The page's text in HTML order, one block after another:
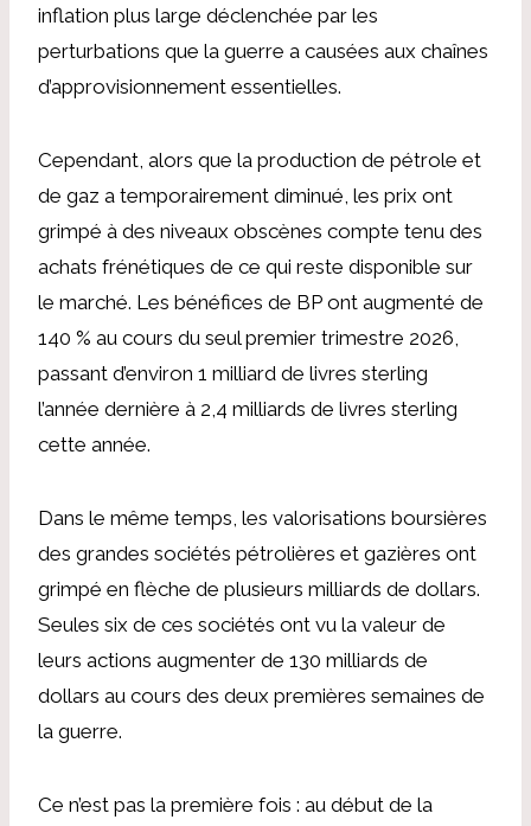
inflation plus large déclenchée par les
perturbations que la guerre a causées aux chaînes
d’approvisionnement essentielles.
Cependant, alors que la production de pétrole et
de gaz a temporairement diminué, les prix ont
grimpé à des niveaux obscènes compte tenu des
achats frénétiques de ce qui reste disponible sur
le marché. Les bénéfices de BP ont augmenté de
140 % au cours du seul premier trimestre 2026,
passant d’environ 1 milliard de livres sterling
l’année dernière à 2,4 milliards de livres sterling
cette année.
Dans le même temps, les valorisations boursières
des grandes sociétés pétrolières et gazières ont
grimpé en flèche de plusieurs milliards de dollars.
Seules six de ces sociétés ont vu la valeur de
leurs actions augmenter de 130 milliards de
dollars au cours des deux premières semaines de
la guerre.
Ce n’est pas la première fois : au début de la